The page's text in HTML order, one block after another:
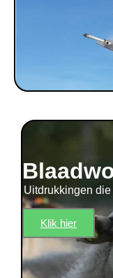
Uitdrukkingen
Klik hier